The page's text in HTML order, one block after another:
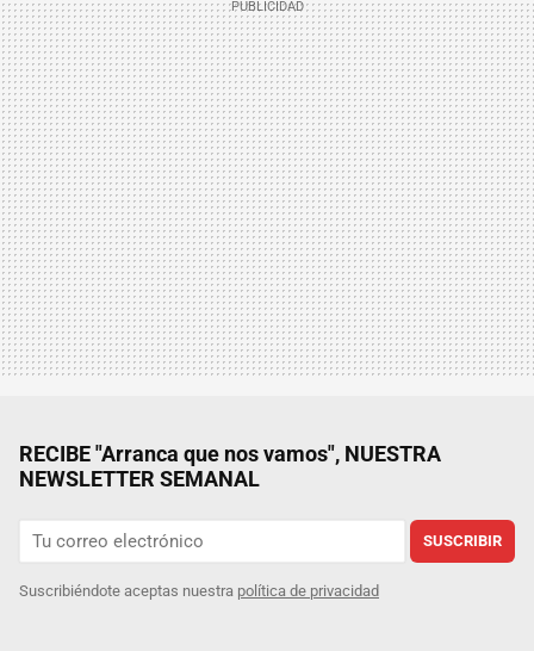
RECIBE "Arranca que nos vamos", NUESTRA
NEWSLETTER SEMANAL
SUSCRIBIR
Suscribiéndote aceptas nuestra política de privacidad